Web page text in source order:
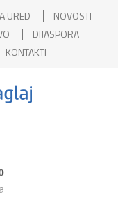
URED
NOVOSTI
DIJASPORA
KONTAKTI